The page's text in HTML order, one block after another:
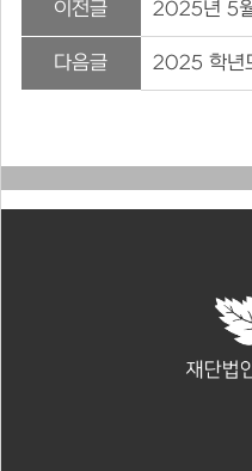
이전글
다음글